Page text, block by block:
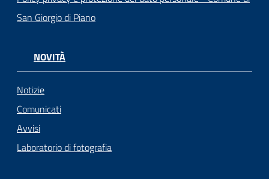
San Giorgio di Piano
NOVITÀ
Notizie
Comunicati
Avvisi
Laboratorio di fotografia